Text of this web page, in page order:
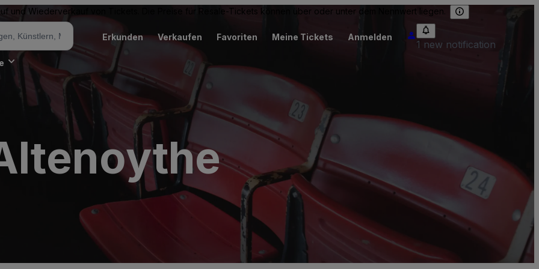
und Wiederverkauf von Tickets. Die Preise für Resale-Tickets können über oder unter dem Nennwert liegen.
Erkunden Verkaufen Favoriten Meine Tickets Anmelden
1 new notification